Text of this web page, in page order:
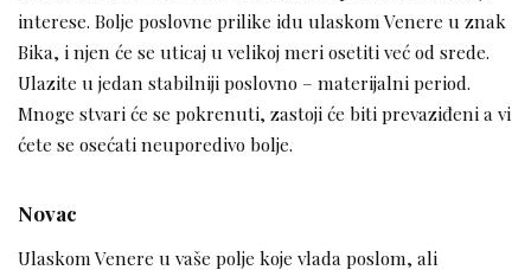
interese. Bolje poslovne prilike idu ulaskom Venere u znak
Bika, i njen će se uticaj u velikoj meri osetiti već od srede.
Ulazite u jedan stabilniji poslovno – materijalni period.
Mnoge stvari će se pokrenuti, zastoji će biti prevaziđeni a vi
ćete se osećati neuporedivo bolje.
Novac
Ulaskom Venere u vaše polje koje vlada poslom, ali